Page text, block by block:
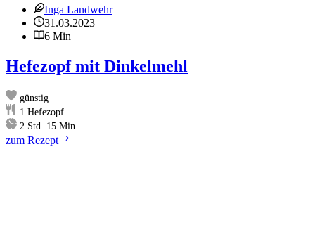
Inga Landwehr
31.03.2023
6 Min
Hefezopf mit Dinkelmehl
günstig
1 Hefezopf
2 Stunden
Std. 15 Minuten
Min.
zum Rezept